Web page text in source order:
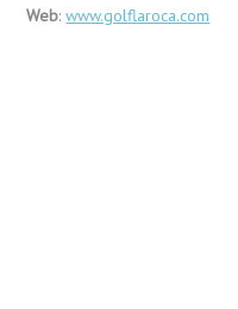
Web:www.golflaroca.com